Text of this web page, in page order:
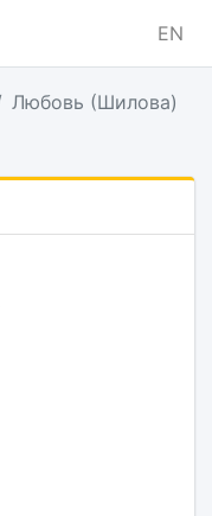
EN
Любовь (Шилова)